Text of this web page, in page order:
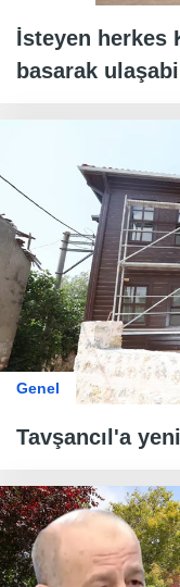
İsteyen herkes
basarak
Genel
Tavşancıl'a